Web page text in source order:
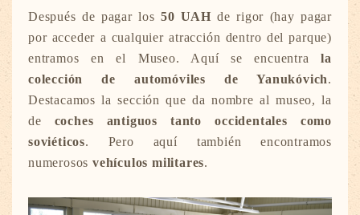
Después de pagar los 50 UAH de rigor (hay pagar
por acceder a cualquier atracción dentro del parque)
entramos en el Museo. Aquí se encuentra la
colección de automóviles de Yanukóvich.
Destacamos la sección que da nombre al museo, la
de coches antiguos tanto occidentales como
soviéticos. Pero aquí también encontramos
numerosos vehículos militares.